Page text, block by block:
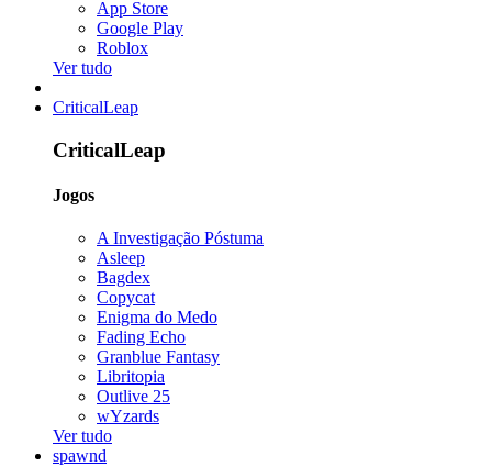
App Store
Google Play
Roblox
Ver tudo
CriticalLeap
CriticalLeap
Jogos
A Investigação Póstuma
Asleep
Bagdex
Copycat
Enigma do Medo
Fading Echo
Granblue Fantasy
Libritopia
Outlive 25
wYzards
Ver tudo
spawnd